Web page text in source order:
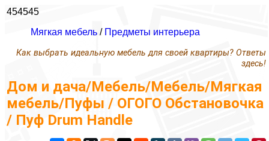
454545
Мягкая мебель / Предметы интерьера
Как выбрать идеальную мебель для своей квартиры? Ответы
здесь!
Дом и дача/Мебель/Мебель/Мягкая
мебель/Пуфы / ОГОГО Обстановочка
/ Пуф Drum Handle